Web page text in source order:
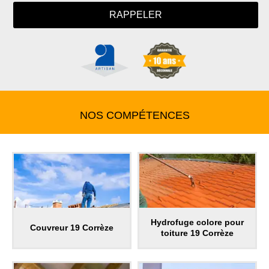
NOS COMPÉTENCES
Couvreur 19 Corrèze
Hydrofuge colore pour
toiture 19 Corrèze